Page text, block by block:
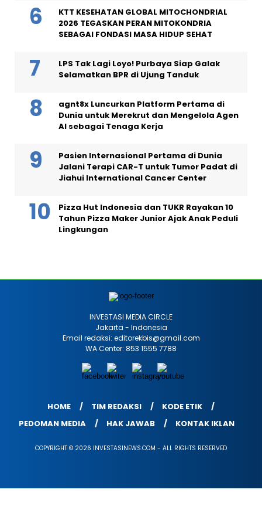
KTT KESEHATAN GLOBAL MITOCHONDRIAL
2026 TEGASKAN PERAN MITOKONDRIA
SEBAGAI FONDASI MASA HIDUP SEHAT
LPS Tak Lagi Loyo! Purbaya Siap Galak
Selamatkan BPR di Ujung Tanduk
agnt8x Luncurkan Platform Pertama di
Dunia untuk Merekrut dan Mengelola Agen
AI sebagai Tenaga Kerja
Pasien Internasional Pertama di Dunia
Jalani Terapi CAR-T untuk Tumor Padat di
Jiahui International Cancer Center
Pizza Hut Indonesia dan TUKR Rayakan 10
Tahun Pizza Maker Junior Ajak Anak Peduli
Lingkungan
INVESTASI MEDIA CIRCLE
Jakarta - Indonesia
Email redaksi: editorekbis@gmail.com
WA Center: 853 1555 7788
HOME TIM REDAKSI
KODE ETIK
PEDOMAN MEDIA
HAK JAWAB KONTAK IKLAN
COPYRIGHT © 2026 INVESTASINEWS.COM - ALL RIGHTS RESERVED